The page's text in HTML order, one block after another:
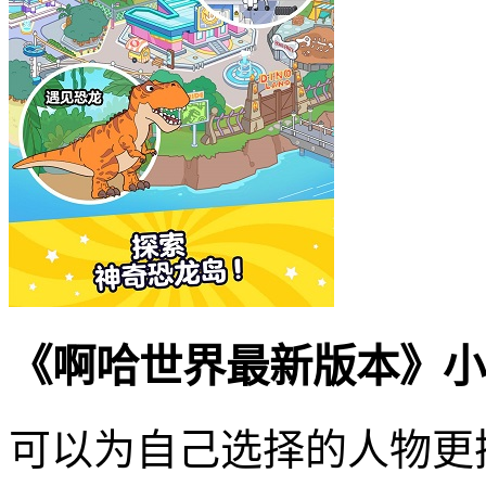
《啊哈世界最新版本》
可以为自己选择的人物